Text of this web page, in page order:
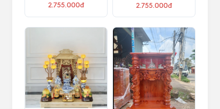
2.755.000đ 2.755.000đ